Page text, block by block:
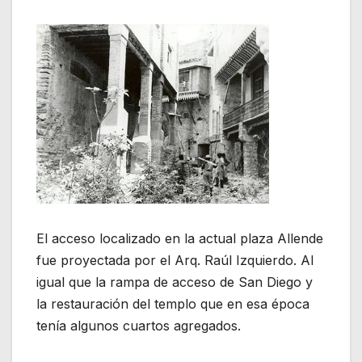
El acceso localizado en la actual plaza Allende
fue proyectada por el Arq. Raúl Izquierdo. Al
igual que la rampa de acceso de San Diego y
la restauración del templo que en esa época
tenía algunos cuartos agregados.